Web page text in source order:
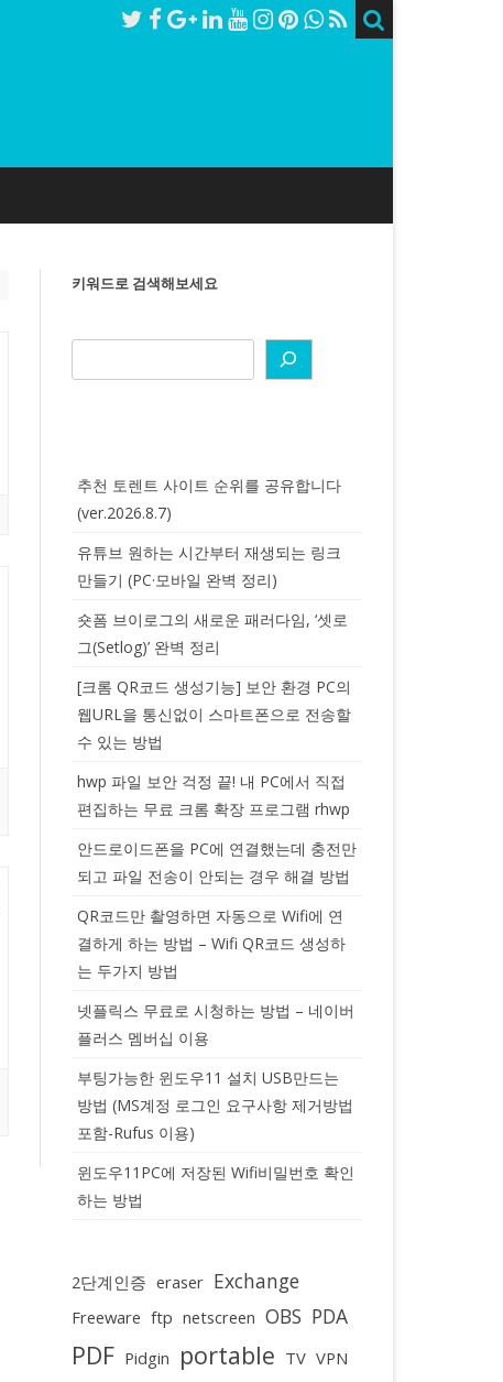
키워드로 검색해보세요
추천 토렌트 사이트 순위를 공유합니다
(ver.2026.8.7)
유튜브 원하는 시간부터 재생되는 링크
만들기 (PC·모바일 완벽 정리)
숏폼 브이로그의 새로운 패러다임, ‘셋로
그(Setlog)’ 완벽 정리
[크롬 QR코드 생성기능] 보안 환경 PC의
웹URL을 통신없이 스마트폰으로 전송할
수 있는 방법
hwp 파일 보안 걱정 끝! 내 PC에서 직접
편집하는 무료 크롬 확장 프로그램 rhwp
안드로이드폰을 PC에 연결했는데 충전만
되고 파일 전송이 안되는 경우 해결 방법
QR코드만 촬영하면 자동으로 Wifi에 연
결하게 하는 방법 – Wifi QR코드 생성하
는 두가지 방법
넷플릭스 무료로 시청하는 방법 – 네이버
플러스 멤버십 이용
부팅가능한 윈도우11 설치 USB만드는
방법 (MS계정 로그인 요구사항 제거방법
포함-Rufus 이용)
윈도우11PC에 저장된 Wifi비밀번호 확인
하는 방법
2단계인증 eraser Exchange
Freeware ftp netscreen OBS PDA
PDF Pidgin portable TV VPN